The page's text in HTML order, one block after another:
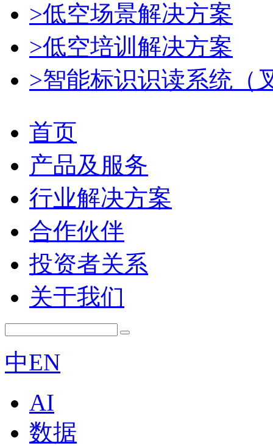
>低空场景解决方案
>低空培训解决方案
>智能标识识读系统（
首页
产品及服务
行业解决方案
合作伙伴
投资者关系
关于我们
中EN
AI
数据